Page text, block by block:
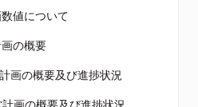
値について
の概要
画の概要及び進捗状況
画の概要及び進捗状況